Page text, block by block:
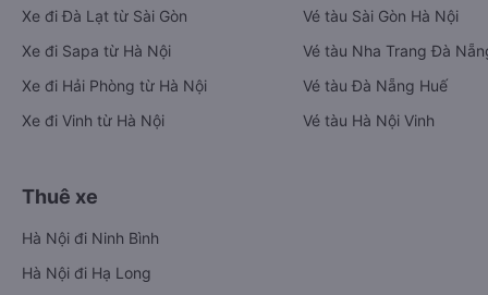
Xe đi Đà Lạt từ Sài Gòn
Xe đi Sapa từ Hà Nội
Xe đi Hải Phòng từ Hà Nội
Xe đi Vinh từ Hà Nội
Vé tàu Sài Gòn Hà Nội
Vé tàu Nha Trang Đà
Vé tàu Đà Nẵng Huế
Vé tàu Hà Nội Vinh
Thuê xe
Hà Nội đi Ninh Bình
Hà Nội đi Hạ Long